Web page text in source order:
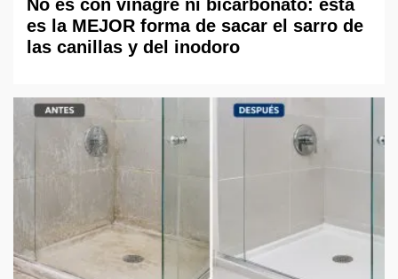
No es con vinagre ni bicarbonato: esta
es la MEJOR forma de sacar el sarro de
las canillas y del inodoro